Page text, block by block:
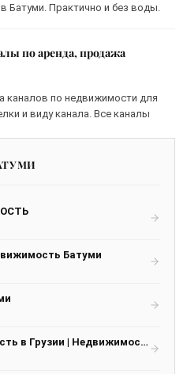
Батуми. Практично и без воды.
по аренда, продажа
каналов по недвижимости для
и виду канала. Все каналы
Батуми
GPI 🇬🇪 | Недвижимость в Грузии | Недвижимость Батуми | Недвижимость Тбилиси